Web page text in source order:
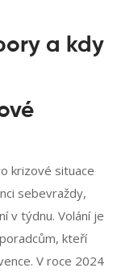
a kdy
krizové situace
sebevraždy,
v týdnu. Volání je
kteří
V roce 2024